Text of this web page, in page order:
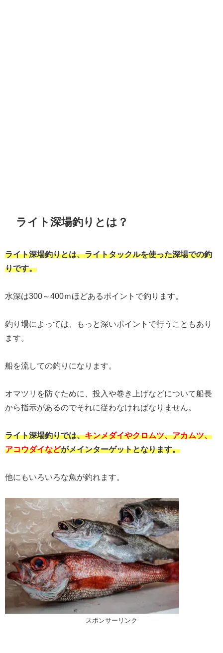
ライト深場釣りとは？
ライト深場釣りとは、ライトタックルを使った深場での釣
りです。
水深は300～400ｍほどあるポイントで釣ります。
釣り場によっては、もっと深いポイントで行うこともあり
ます。
船を流しての釣りになります。
オマツリを防ぐために、投入や巻き上げなどについて船長
から指示があるのでそれに従わなければなりません。
ライト深場釣りでは、キンメダイやクロムツ、アカムツ、
アコウダイなどがメインターゲットとなります。
他にもいろいろな魚が釣れます。
スポンサーリンク